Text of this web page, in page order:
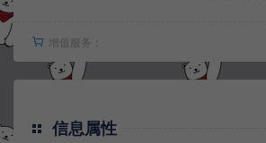
增值服务：
信息属性